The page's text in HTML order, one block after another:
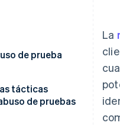
de prueba
tácticas
de pruebas
La